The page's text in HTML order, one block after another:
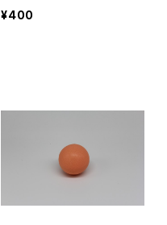
で移動できる
¥400